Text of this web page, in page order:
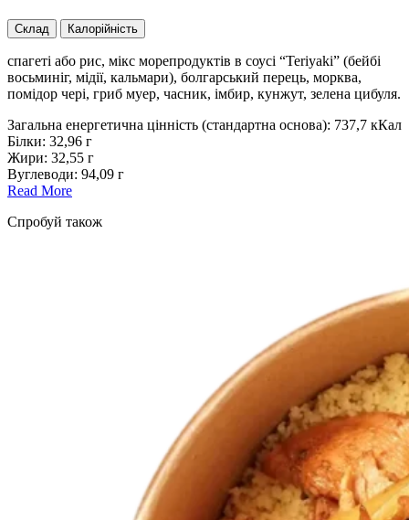
Склад Калорійність
спагеті або рис, мікс морепродуктів в соусі “Teriyaki” (бейбі
восьминіг, мідії, кальмари), болгарський перець, морква,
помідор чері, гриб муер, часник, імбир, кунжут, зелена цибуля.
Загальна енергетична цінність (стандартна основа): 737,7 кКал
Білки: 32,96 г
Жири: 32,55 г
Вуглеводи: 94,09 г
Read More
Cпробуй також